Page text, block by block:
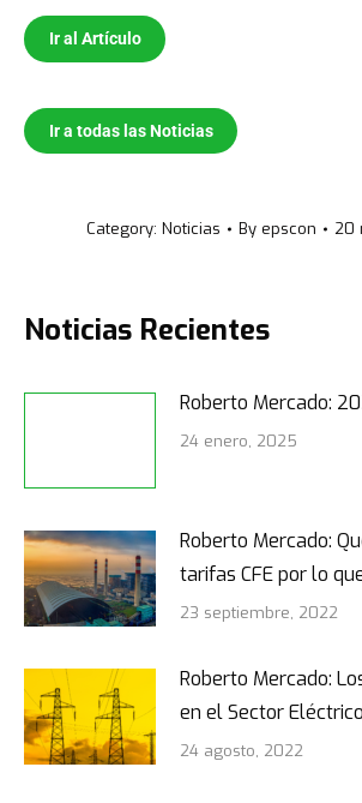
Ir al Artículo
Ir a todas las Noticias
Category: Noticias By epscon 20
Noticias Recientes
Roberto Mercado:
24 enero, 2025
Roberto Mercado:
tarifas CFE por lo
23 septiembre, 2022
Roberto Mercado:
en el Sector
24 agosto, 2022